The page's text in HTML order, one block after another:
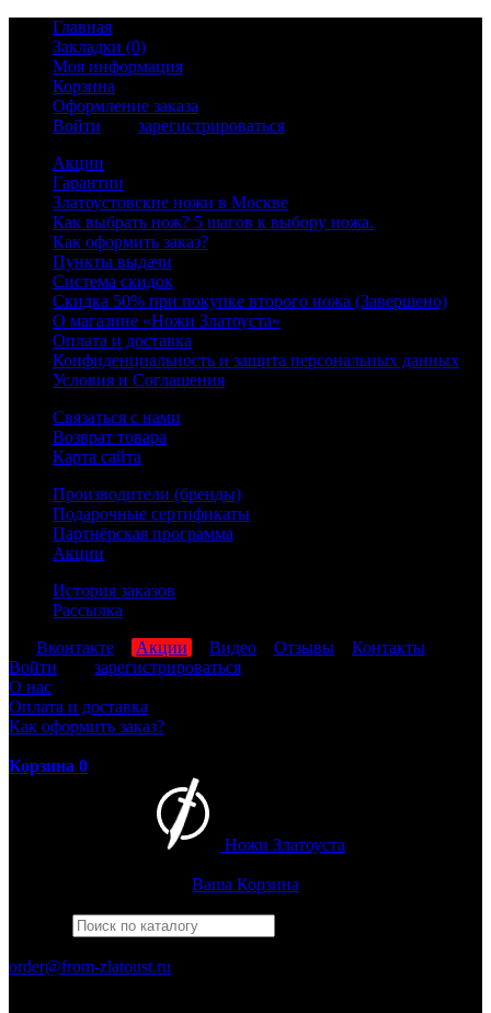
Главная
Закладки (0)
Моя информация
Корзина
Оформление заказа
Войти
зарегистрироваться
Акции
Гарантии
Златоустовские ножи в Москве
Как выбрать нож? 5 шагов к выбору ножа.
Как оформить заказ?
Пункты выдачи
Система скидок
Скидка 50% при покупке второго ножа (Завершено)
О магазине «Ножи Златоуста»
Оплата и доставка
Конфиденциальность и защита персональных данных
Условия и Соглашения
Связаться с нами
Возврат товара
Карта сайта
Производители (бренды)
Подарочные сертификаты
Партнёрская программа
Акции
История заказов
Рассылка
Вконтакте Акции Видео Отзывы
Контакты
Войти
зарегистрироваться
О нас
Оплата и доставка
Как оформить заказ?
Корзина 0
Ножи Златоуста
Ваша Корзина
order@from-zlatoust.ru